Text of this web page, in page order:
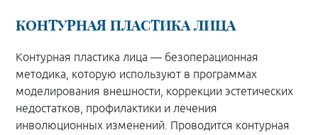
КОНТУРНАЯ ПЛАСТИКА ЛИЦА
Контурная пластика лица — безоперационная
методика, которую используют в программах
моделирования внешности, коррекции эстетических
недостатков, профилактики и лечения
инволюционных изменений. Проводится контурная